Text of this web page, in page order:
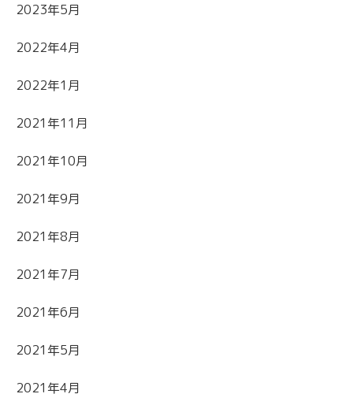
2023年5月
2022年4月
2022年1月
2021年11月
2021年10月
2021年9月
2021年8月
2021年7月
2021年6月
2021年5月
2021年4月